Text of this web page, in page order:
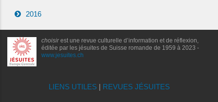
2016
choisirest une revue culturelle d’information et de réflexion,
éditée par les jésuites de Suisse romande de 1959 à 2023 -
www.jesuites.ch
LIENS UTILES| REVUES JÉSUITES